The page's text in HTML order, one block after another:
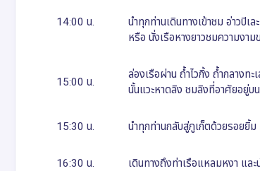
14:00 น.
นำทุกท่านเดินทางเข้าชม อ่าวปิเ
หรือ นั่งเรือหางยาวชมความงาม
15:00 น.
ล่องเรือผ่าน ถ้ำไวกิ้ง ถ้ำกลางท
นั้นแวะหาดลิง ชมลิงที่อาศัยอยู่บน
15:30 น. นำทุกท่านกลับสู่ภูเก็ตด้วยรอยยิ้ม
16:30 น. เดินทางถึงท่าเรือแหลมหงา แล